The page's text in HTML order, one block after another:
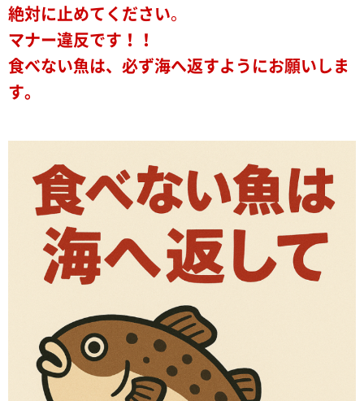
絶対に止めてください。
マナー違反です！！
食べない魚は、必ず海へ返すようにお願いしま
す。